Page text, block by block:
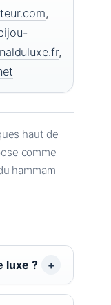
,
,
haut de
comme
hammam
luxe ?